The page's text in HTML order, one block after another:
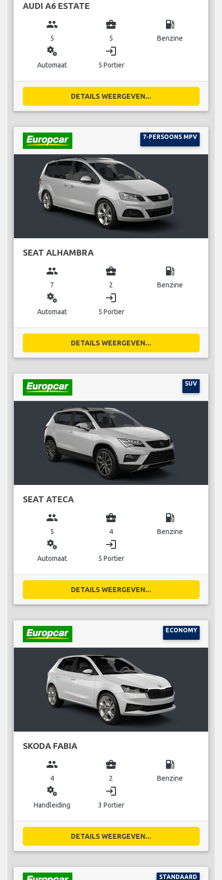
AUDI A6 ESTATE
group
5
business_center
5
local_gas_station
Benzine
miscellaneous_services
Automaat
login
5 Portier
DETAILS WEERGEVEN...
7-PERSOONS MPV
SEAT ALHAMBRA
group
7
business_center
2
local_gas_station
Benzine
miscellaneous_services
Automaat
login
5 Portier
DETAILS WEERGEVEN...
SUV
SEAT ATECA
group
5
business_center
4
local_gas_station
Benzine
miscellaneous_services
Automaat
login
5 Portier
DETAILS WEERGEVEN...
ECONOMY
SKODA FABIA
group
4
business_center
2
local_gas_station
Benzine
miscellaneous_services
Handleiding
login
3 Portier
DETAILS WEERGEVEN...
STANDAARD